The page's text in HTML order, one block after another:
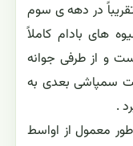
در دهه ی سوم
های بادام کاملاً
و از طرفی جوانه
در حال باز شدن است. 3 نوبت سمپاشی بعدی به
.
معمول از اواسط